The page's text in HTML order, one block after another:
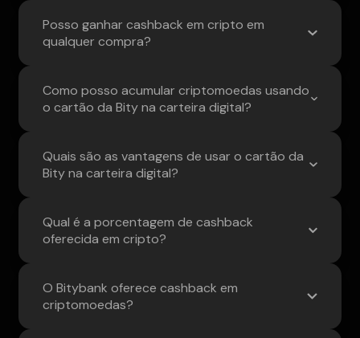
Posso ganhar cashback em cripto em
qualquer compra?
Como posso acumular criptomoedas usando
o cartão da Bity na carteira digital?
Quais são as vantagens de usar o cartão da
Bity na carteira digital?
Qual é a porcentagem de cashback
oferecida em cripto?
O Bitybank oferece cashback em
criptomoedas?